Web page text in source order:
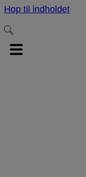
Hop til indholdet